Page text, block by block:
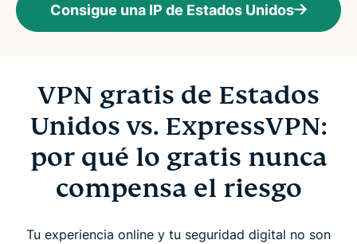
Consigue una IP de Estados Unidos
VPN gratis de Estados
Unidos vs. ExpressVPN:
por qué lo gratis nunca
compensa el riesgo
Tu experiencia online y tu seguridad digital no son